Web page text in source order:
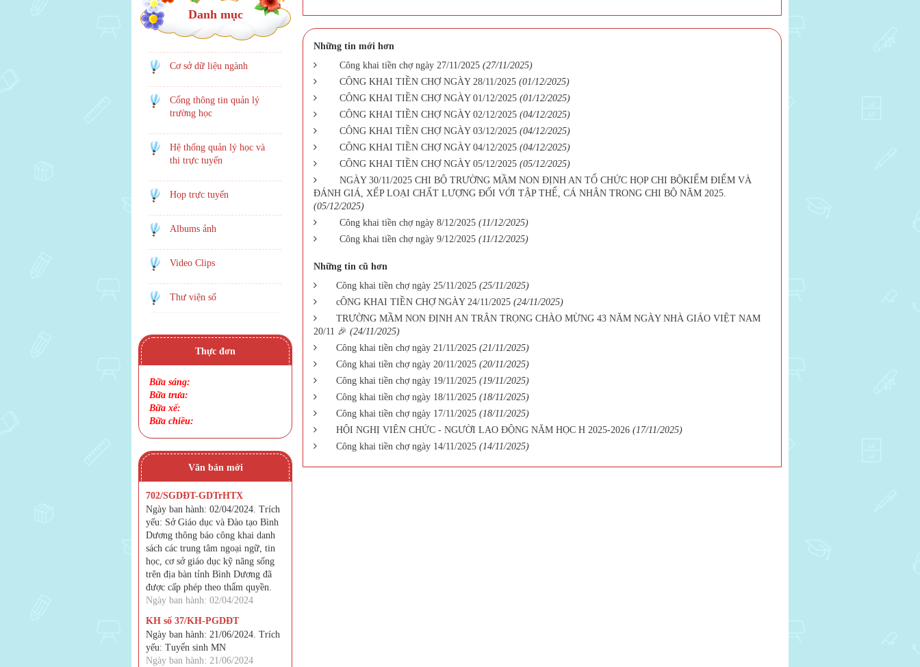
Những tin mới hơn
Công khai tiền chợ ngày 27/11/2025 (27/11/2025)
CÔNG KHAI TIỀN CHỢ NGÀY 28/11/2025 (01/12/2025)
CÔNG KHAI TIỀN CHỢ NGÀY 01/12/2025 (01/12/2025)
CÔNG KHAI TIỀN CHỢ NGÀY 02/12/2025 (04/12/2025)
CÔNG KHAI TIỀN CHỢ NGÀY 03/12/2025 (04/12/2025)
CÔNG KHAI TIỀN CHỢ NGÀY 04/12/2025 (04/12/2025)
CÔNG KHAI TIỀN CHỢ NGÀY 05/12/2025 (05/12/2025)
NGÀY 30/11/2025 CHI BỘ TRƯỜNG MẦM NON ĐỊNH AN TỔ CHỨC HỌP CHI BỘKIỂM ĐIỂM VÀ
ĐÁNH GIÁ, XẾP LOẠI CHẤT LƯỢNG ĐỐI VỚI TẬP THỂ, CÁ NHÂN TRONG CHI BỘ NĂM 2025.
(05/12/2025)
Công khai tiền chợ ngày 8/12/2025 (11/12/2025)
Công khai tiền chợ ngày 9/12/2025 (11/12/2025)
Những tin cũ hơn
Công khai tiền chợ ngày 25/11/2025 (25/11/2025)
cÔNG KHAI TIỀN CHỢ NGÀY 24/11/2025 (24/11/2025)
TRƯỜNG MẦM NON ĐỊNH AN TRÂN TRỌNG CHÀO MỪNG 43 NĂM NGÀY NHÀ GIÁO VIỆT NAM
20/11 🎉 (24/11/2025)
Công khai tiền chợ ngày 21/11/2025 (21/11/2025)
Công khai tiền chợ ngày 20/11/2025 (20/11/2025)
Công khai tiền chợ ngày 19/11/2025 (19/11/2025)
Công khai tiền chợ ngày 18/11/2025 (18/11/2025)
Công khai tiền chợ ngày 17/11/2025 (18/11/2025)
HỘI NGHỊ VIÊN CHỨC - NGƯỜI LAO ĐỘNG NĂM HỌC H 2025-2026 (17/11/2025)
Công khai tiền chợ ngày 14/11/2025 (14/11/2025)
Danh mục
Cơ sở dữ liệu ngành
Cổng thông tin quản lý
trường học
Hệ thống quản lý học và
thi trực tuyến
Họp trực tuyến
Albums ảnh
Video Clips
Thư viện số
Thực đơn
Bữa sáng:
Bữa trưa:
Bữa xế:
Bữa chiều:
Văn bản mới
702/SGDĐT-GDTrHTX
Ngày ban hành: 02/04/2024. Trích
yếu: Sở Giáo dục và Đào tạo Bình
Dương thông báo công khai danh
sách các trung tâm ngoại ngữ, tin
học, cơ sở giáo dục kỹ năng sống
trên địa bàn tỉnh Bình Dương đã
được cấp phép theo thẩm quyền.
Ngày ban hành: 02/04/2024
KH số 37/KH-PGDĐT
Ngày ban hành: 21/06/2024. Trích
yếu: Tuyển sinh MN
Ngày ban hành: 21/06/2024